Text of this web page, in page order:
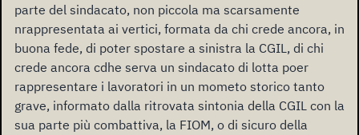
parte del sindacato, non piccola ma scarsamente
nrappresentata ai vertici, formata da chi crede ancora, in
buona fede, di poter spostare a sinistra la CGIL, di chi
crede ancora cdhe serva un sindacato di lotta poer
rappresentare i lavoratori in un mometo storico tanto
grave, informato dalla ritrovata sintonia della CGIL con la
sua parte più combattiva, la FIOM, o di sicuro della